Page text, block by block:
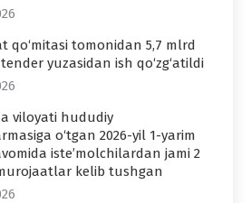
qo‘mitasi tomonidan 5,7 mlrd
yuzasidan ish qo‘zg‘atildi
viloyati hududiy
o‘tgan 2026-yil 1-yarim
iste’molchilardan jami 2
kelib tushgan